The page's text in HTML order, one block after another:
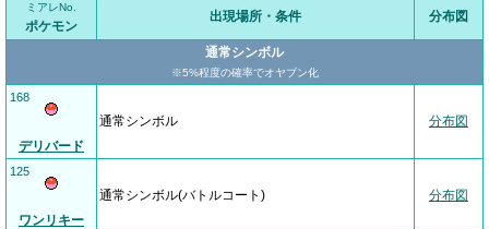
ミアレNo.
ポケモン
出現場所・条件 分布図
通常シンボル
※5%程度の確率でオヤブン化
168
デリバード
通常シンボル 分布図
125
ワンリキー
通常シンボル(バトルコート) 分布図